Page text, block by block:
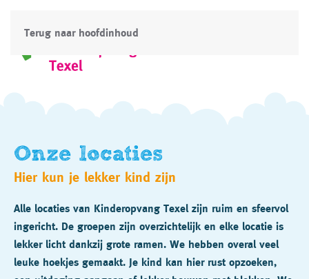
Terug naar hoofdinhoud
Onze locaties
Hier kun je lekker kind zijn
Alle locaties van Kinderopvang Texel zijn ruim en sfeervol
ingericht. De groepen zijn overzichtelijk en elke locatie is
lekker licht dankzij grote ramen. We hebben overal veel
leuke hoekjes gemaakt. Je kind kan hier rust opzoeken,